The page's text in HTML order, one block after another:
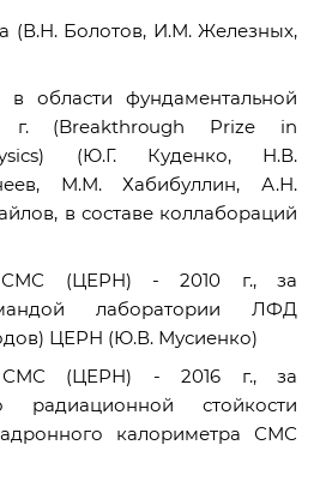
(В.Н. Болотов, И.М. Железных,
в области фундаментальной
(Breakthrough Prize in
(Ю.Г. Куденко, Н.В.
М.М. Хабибуллин, А.Н.
в составе коллабораций
СМС (ЦЕРН) - 2010 г., за
лаборатории ЛФД
ЦЕРН (Ю.В. Мусиенко)
СМС (ЦЕРН) - 2016 г., за
радиационной стойкости
калориметра СМС